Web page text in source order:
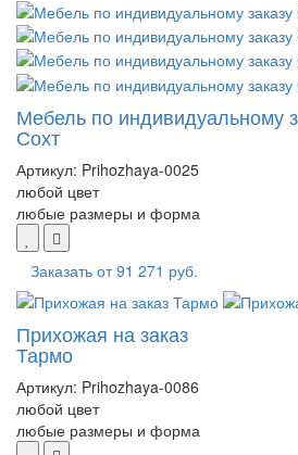
Мебель по индивидуальному
Сохт
Артикул: Prihozhaya-0025
любой цвет
любые размеры и форма
Заказать от91 271 руб.
Прихожая на заказ
Тармо
Артикул: Prihozhaya-0086
любой цвет
любые размеры и форма